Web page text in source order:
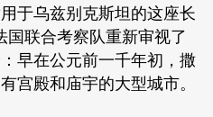
于乌兹别克斯坦的这座长
联合考察队重新审视了
早在公元前一千年初，撒
宫殿和庙宇的大型城市。